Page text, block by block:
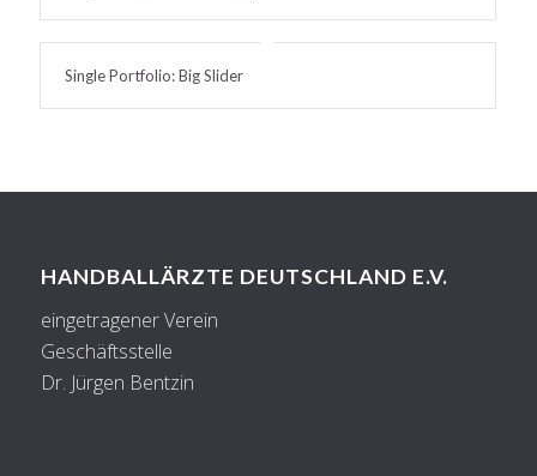
Single Portfolio: Big Slider
HANDBALLÄRZTE DEUTSCHLAND E.V.
eingetragener Verein
Geschäftsstelle
Dr. Jürgen Bentzin